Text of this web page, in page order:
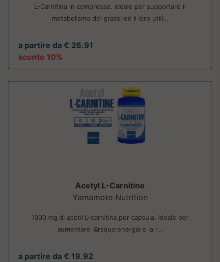
L-Carnitina in compresse. Ideale per supportare il
metabolismo dei grassi ed il loro utili...
a partire da € 26.91
sconto 10%
Acetyl L-Carnitine
Yamamoto Nutrition
1000 mg di acetil L-carnitina per capsula. Ideale per
aumentare l&rsquo;energia e la r...
a partire da € 19.92